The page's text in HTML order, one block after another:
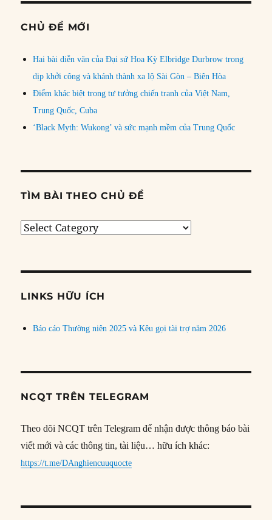
CHỦ ĐỀ MỚI
Hai bài diễn văn của Đại sứ Hoa Kỳ Elbridge Durbrow trong
dịp khởi công và khánh thành xa lộ Sài Gòn – Biên Hòa
Điểm khác biệt trong tư tưởng chiến tranh của Việt Nam,
Trung Quốc, Cuba
‘Black Myth: Wukong’ và sức mạnh mềm của Trung Quốc
TÌM BÀI THEO CHỦ ĐỀ
Tìm
đề
LINKS HỮU ÍCH
Báo cáo Thường niên 2025 và Kêu gọi tài trợ năm 2026
NCQT TRÊN TELEGRAM
Theo dõi NCQT trên Telegram để nhận được thông báo bài
viết mới và các thông tin, tài liệu… hữu ích khác:
https://t.me/DAnghiencuuquocte